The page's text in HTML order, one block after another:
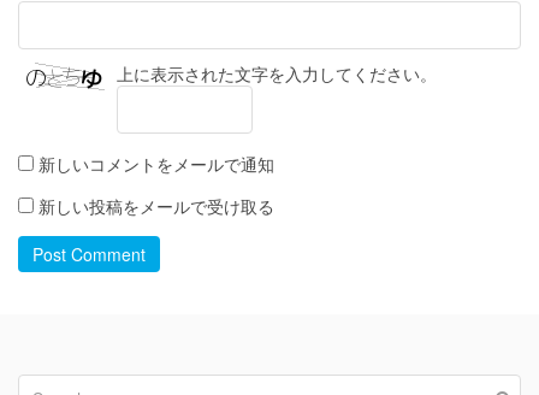
上に表示された文字を入力してください。
新しいコメントをメールで通知
新しい投稿をメールで受け取る
Post Comment